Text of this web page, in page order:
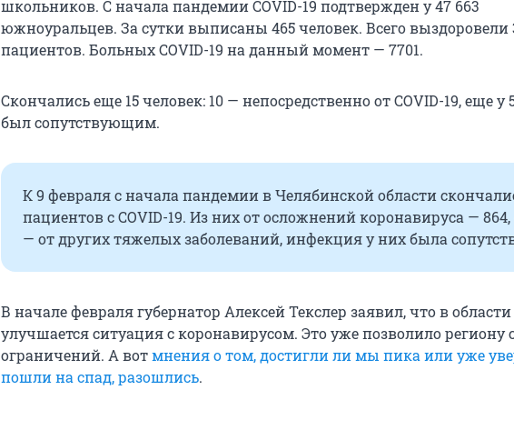
школьников. С начала пандемии COVID-19 подтвержден у 47 663
южноуральцев. За сутки выписаны 465 человек. Всего выздоровели
пациентов. Больных COVID-19 на данный момент — 7701.
Скончались еще 15 человек: 10 — непосредственно от COVID-19, еще у
был сопутствующим.
К 9 февраля с начала пандемии в Челябинской области
пациентов с COVID-19. Из них от осложнений коронавируса — 864,
— от других тяжелых заболеваний, инфекция у них была
В начале февраля губернатор Алексей Текслер заявил, что в области
улучшается ситуация с коронавирусом. Это уже позволило региону
ограничений. А вотмнения о том, достигли ли мы пика или уже
пошли на спад, разошлись.